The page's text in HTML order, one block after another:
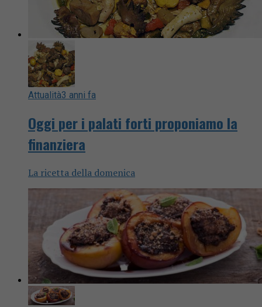
Attualità3 anni fa
Oggi per i palati forti proponiamo la
finanziera
La ricetta della domenica